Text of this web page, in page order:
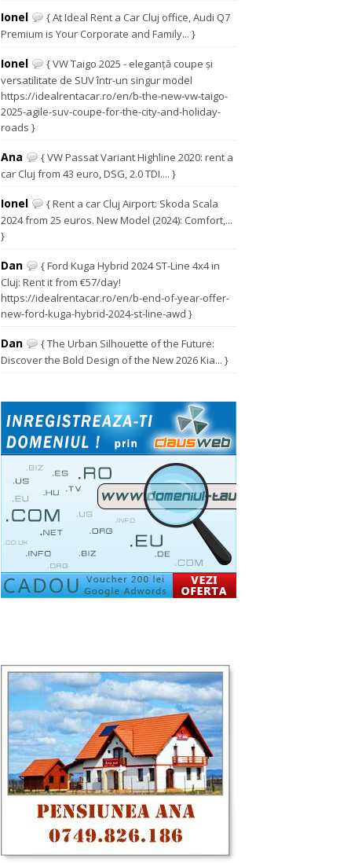
Ionel
{ At Ideal Rent a Car Cluj office, Audi Q7
Premium is Your Corporate and Family... }
Ionel
{ VW Taigo 2025 - eleganță coupe și
versatilitate de SUV într-un singur model
https://idealrentacar.ro/en/b-the-new-vw-taigo-
2025-agile-suv-coupe-for-the-city-and-holiday-
roads }
Ana
{ VW Passat Variant Highline 2020: rent a
car Cluj from 43 euro, DSG, 2.0 TDI.... }
Ionel
{ Rent a car Cluj Airport: Skoda Scala
2024 from 25 euros. New Model (2024): Comfort,...
}
Dan
{ Ford Kuga Hybrid 2024 ST-Line 4x4 in
Cluj: Rent it from €57/day!
https://idealrentacar.ro/en/b-end-of-year-offer-
new-ford-kuga-hybrid-2024-st-line-awd }
Dan
{ The Urban Silhouette of the Future:
Discover the Bold Design of the New 2026 Kia... }